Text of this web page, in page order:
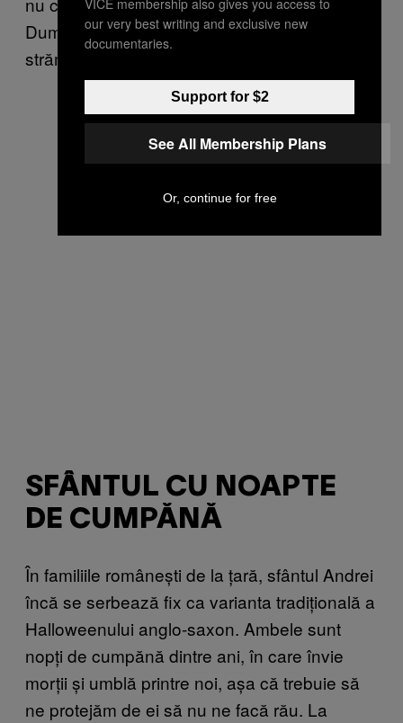
Dumnezeu pentru asta, cum pe vremuri
strămoșii lor le mulțumeau zeilor păgâni.
SFÂNTUL CU NOAPTE
DE CUMPĂNĂ
În familiile românești de la țară, sfântul Andrei
încă se serbează fix ca varianta tradițională a
Halloweenului anglo-saxon. Ambele sunt
nopți de cumpănă dintre ani, în care învie
morții și umblă printre noi, așa că trebuie să
ne protejăm de ei să nu ne facă rău. La
our very best writing and exclusive new
documentaries.
Support for $2
See All Membership Plans
Or, continue for free